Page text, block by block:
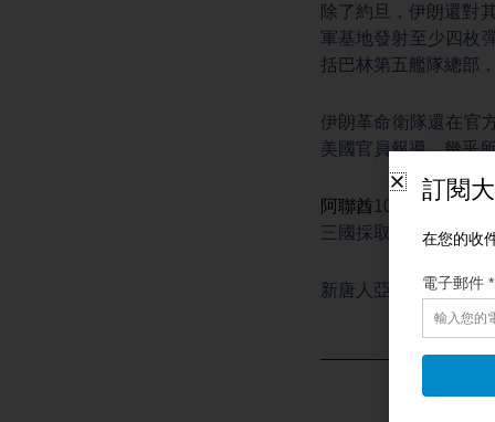
除了約旦，伊朗還對
軍基地發射至少四枚
括巴林第五艦隊總部
伊朗革命衛隊還在官
美國官員報導，幾乎
阿聯酋10日發布聲明
三國採取一切必要措
新唐人亞太電視胡宗